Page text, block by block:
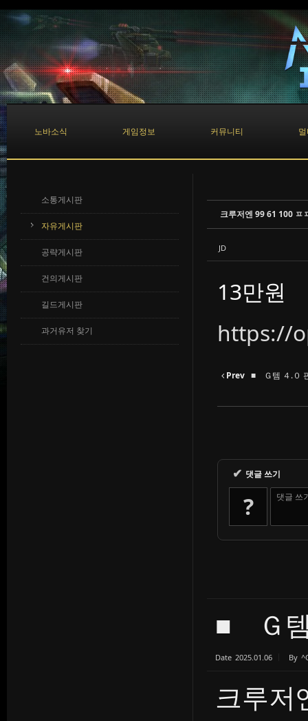
노바소식 게임정보 커뮤니티
소통게시판
자유게시판
공략게시판
건의게시판
길드게시판
과거유저 찾기
크루저엔 99 61 100 ㅍ
JD
13만원
https://
Prev ■ Ｇ템 ４.０
✔ 댓글 쓰기
? 댓글 쓰
■ Ｇ템
Date 2025.01.06 By
크루저
Sketchbook5, 스케치북5
Sketchbook5, 스케치북5